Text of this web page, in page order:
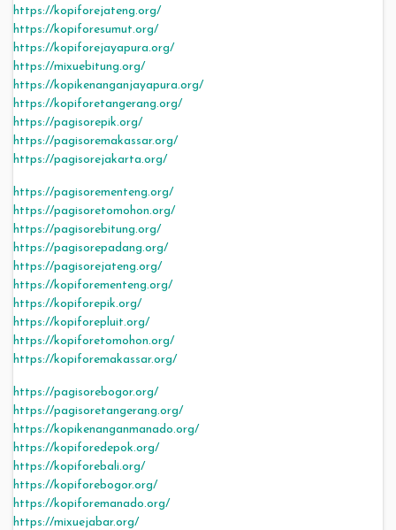
https://kopiforejateng.org/
https://kopiforesumut.org/
https://kopiforejayapura.org/
https://mixuebitung.org/
https://kopikenanganjayapura.org/
https://kopiforetangerang.org/
https://pagisorepik.org/
https://pagisoremakassar.org/
https://pagisorejakarta.org/
https://pagisorementeng.org/
https://pagisoretomohon.org/
https://pagisorebitung.org/
https://pagisorepadang.org/
https://pagisorejateng.org/
https://kopiforementeng.org/
https://kopiforepik.org/
https://kopiforepluit.org/
https://kopiforetomohon.org/
https://kopiforemakassar.org/
https://pagisorebogor.org/
https://pagisoretangerang.org/
https://kopikenanganmanado.org/
https://kopiforedepok.org/
https://kopiforebali.org/
https://kopiforebogor.org/
https://kopiforemanado.org/
https://mixuejabar.org/